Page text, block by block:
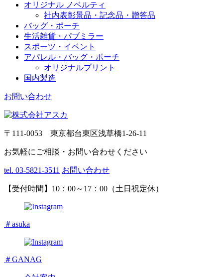
オリジナル ノベルティ
社内表彰景品・記念品・贈答品
バッグ・ポーチ
生活雑貨・パブミラー
スポーツ・イベント
アパレル・バッグ・ポーチ
オリジナルプリント
国内製造
お問い合わせ
〒111-0053 東京都台東区浅草橋1-26-11
お気軽にご相談・お問い合わせください
tel. 03-5821-3511 お問い合わせ
【受付時間】10：00～17：00（土日祝定休）
＃asuka
＃GANAG